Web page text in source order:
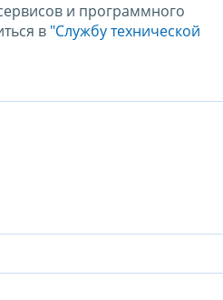
и программного
в "Службу технической